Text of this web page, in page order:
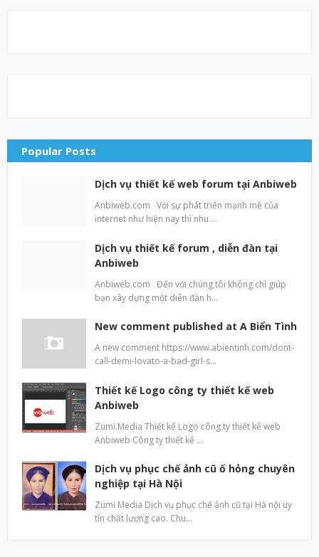
Popular Posts
Dịch vụ thiết kế web forum tại Anbiweb
Anbiweb.com Với sự phát triển mạnh mẽ của
internet như hiện nay thì nhu …
Dịch vụ thiết kế forum , diễn đàn tại
Anbiweb
Anbiweb.com Đến với chúng tôi không chỉ giúp
bạn xây dựng một diễn đàn h…
New comment published at A Biển Tình
A new comment https://www.abientinh.com/dont-
call-demi-lovato-a-bad-girl-s…
Thiết kế Logo công ty thiết kế web
Anbiweb
Zumi.Media Thiết kế Logo công ty thiết kế web
Anbiweb Công ty thiết kế …
Dịch vụ phục chế ảnh cũ ố hỏng chuyên
nghiệp tại Hà Nội
Zumi Media Dịch vụ phục chế ảnh cũ tại Hà nội uy
tín chất lượng cao. Chu…